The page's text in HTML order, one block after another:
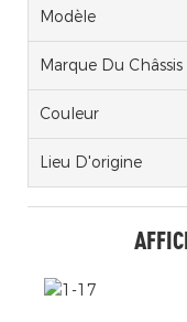
Modèle
Marque Du Châssis
Couleur
Lieu D'origine